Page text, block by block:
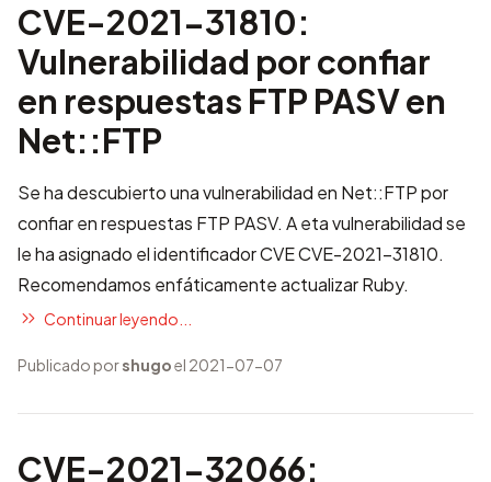
CVE-2021-31810:
Vulnerabilidad por confiar
en respuestas FTP PASV en
Net::FTP
Se ha descubierto una vulnerabilidad en Net::FTP por
confiar en respuestas FTP PASV. A eta vulnerabilidad se
le ha asignado el identificador CVECVE-2021-31810.
Recomendamos enfáticamente actualizar Ruby.
Continuar leyendo...
Publicado porshugoel 2021-07-07
CVE-2021-32066: